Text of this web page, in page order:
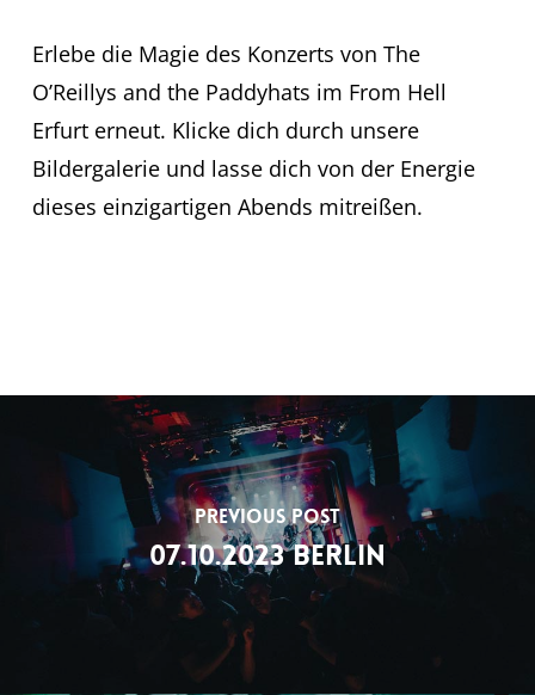
Erlebe die Magie des Konzerts von The
O’Reillys and the Paddyhats im From Hell
Erfurt erneut. Klicke dich durch unsere
Bildergalerie und lasse dich von der Energie
dieses einzigartigen Abends mitreißen.
Previous Post
07.10.2023 Berlin